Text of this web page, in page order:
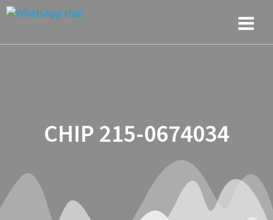
CHIP 215-0674034